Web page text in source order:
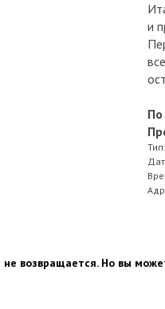
и
возвращается. Но вы